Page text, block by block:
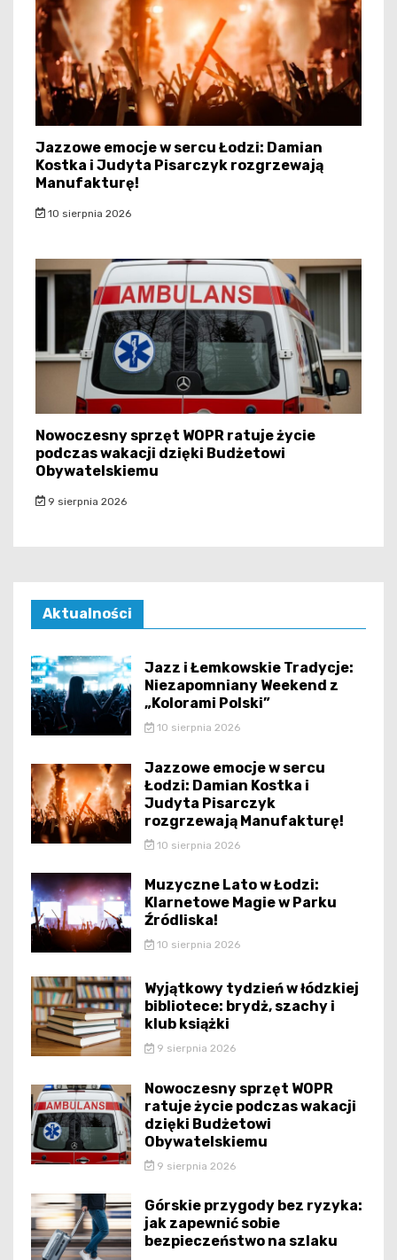
Jazzowe emocje w sercu Łodzi: Damian
Kostka i Judyta Pisarczyk rozgrzewają
Manufakturę!
10 sierpnia 2026
Nowoczesny sprzęt WOPR ratuje życie
podczas wakacji dzięki Budżetowi
Obywatelskiemu
9 sierpnia 2026
Aktualności
Jazz i Łemkowskie Tradycje:
Niezapomniany Weekend z
„Kolorami Polski”
10 sierpnia 2026
Jazzowe emocje w sercu
Łodzi: Damian Kostka i
Judyta Pisarczyk
rozgrzewają Manufakturę!
10 sierpnia 2026
Muzyczne Lato w Łodzi:
Klarnetowe Magie w Parku
Źródliska!
10 sierpnia 2026
Wyjątkowy tydzień w łódzkiej
bibliotece: brydż, szachy i
klub książki
9 sierpnia 2026
Nowoczesny sprzęt WOPR
ratuje życie podczas wakacji
dzięki Budżetowi
Obywatelskiemu
9 sierpnia 2026
Górskie przygody bez ryzyka:
jak zapewnić sobie
bezpieczeństwo na szlaku